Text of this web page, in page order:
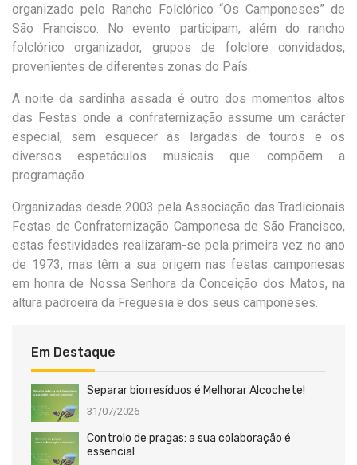
organizado pelo Rancho Folclórico “Os Camponeses” de
São Francisco. No evento participam, além do rancho
folclórico organizador, grupos de folclore convidados,
provenientes de diferentes zonas do País.
A noite da sardinha assada é outro dos momentos altos
das Festas onde a confraternização assume um carácter
especial, sem esquecer as largadas de touros e os
diversos espetáculos musicais que compõem a
programação.
Organizadas desde 2003 pela Associação das Tradicionais
Festas de Confraternização Camponesa de São Francisco,
estas festividades realizaram-se pela primeira vez no ano
de 1973, mas têm a sua origem nas festas camponesas
em honra de Nossa Senhora da Conceição dos Matos, na
altura padroeira da Freguesia e dos seus camponeses.
Em Destaque
Separar biorresíduos é Melhorar Alcochete!
31/07/2026
Controlo de pragas: a sua colaboração é
essencial